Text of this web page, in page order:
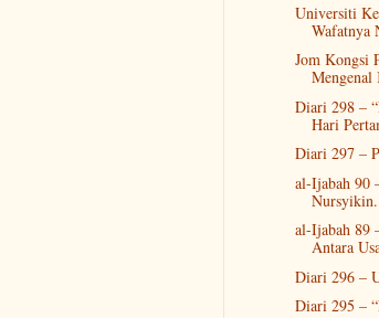
Universiti
Wafatnya
Jom Kongsi
Mengenal
Diari 298 –
Hari
Diari 297 –
al-Ijabah 90
al-Ijabah 89
Antara
Diari 296 –
Diari 295 –